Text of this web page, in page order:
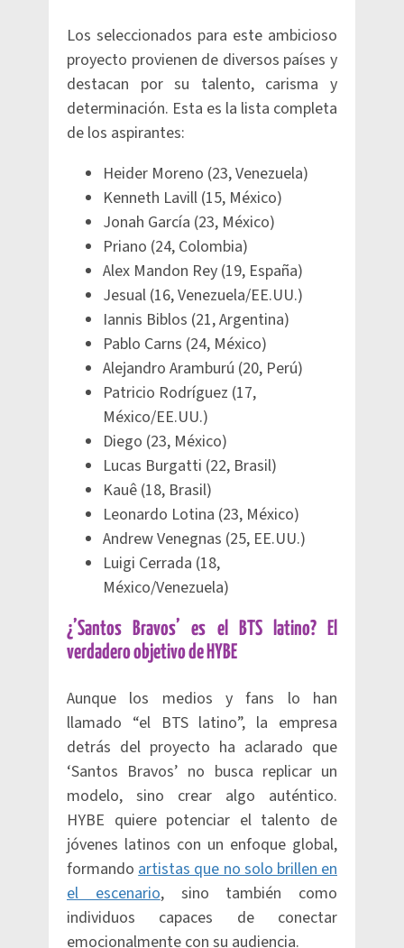
Los seleccionados para este ambicioso
proyecto provienen de diversos países y
destacan por su talento, carisma y
determinación. Esta es la lista completa
de los aspirantes:
Heider Moreno (23, Venezuela)
Kenneth Lavill (15, México)
Jonah García (23, México)
Priano (24, Colombia)
Alex Mandon Rey (19, España)
Jesual (16, Venezuela/EE.UU.)
Iannis Biblos (21, Argentina)
Pablo Carns (24, México)
Alejandro Aramburú (20, Perú)
Patricio Rodríguez (17,
México/EE.UU.)
Diego (23, México)
Lucas Burgatti (22, Brasil)
Kauê (18, Brasil)
Leonardo Lotina (23, México)
Andrew Venegnas (25, EE.UU.)
Luigi Cerrada (18,
México/Venezuela)
¿’Santos Bravos’ es el BTS latino? El
verdadero objetivo de HYBE
Aunque los medios y fans lo han
llamado “el BTS latino”, la empresa
detrás del proyecto ha aclarado que
‘Santos Bravos’ no busca replicar un
modelo, sino crear algo auténtico.
HYBE quiere potenciar el talento de
jóvenes latinos con un enfoque global,
formandoartistas que no solo brillen en
el escenario, sino también como
individuos capaces de conectar
emocionalmente con su audiencia.